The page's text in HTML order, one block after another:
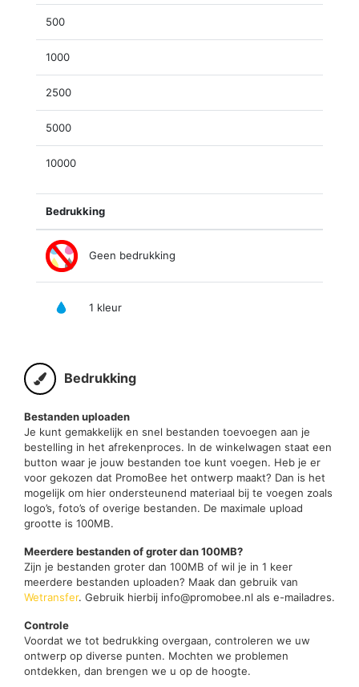
500
1000
2500
5000
10000
Bedrukking
Geen bedrukking
1 kleur
Bedrukking
Bestanden uploaden
Je kunt gemakkelijk en snel bestanden toevoegen aan je
bestelling in het afrekenproces. In de winkelwagen staat een
button waar je jouw bestanden toe kunt voegen. Heb je er
voor gekozen dat PromoBee het ontwerp maakt? Dan is het
mogelijk om hier ondersteunend materiaal bij te voegen zoals
logo’s, foto’s of overige bestanden. De maximale upload
grootte is 100MB.
Meerdere bestanden of groter dan 100MB?
Zijn je bestanden groter dan 100MB of wil je in 1 keer
meerdere bestanden uploaden? Maak dan gebruik van
Wetransfer. Gebruik hierbij info@promobee.nl als e-mailadres.
Controle
Voordat we tot bedrukking overgaan, controleren we uw
ontwerp op diverse punten. Mochten we problemen
ontdekken, dan brengen we u op de hoogte.